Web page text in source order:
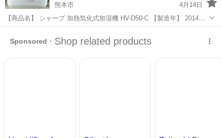
熊本市
4月14日
【商品名】 シャープ 加熱気化式加湿機 HV-D50-C 【製造年】 2014年
製 【商品の特徴】 高濃度プラズマクラスター7000を搭載しており、
カビ菌の除菌、タバコ臭の脱臭、静電気の抑制効果が期待でき...